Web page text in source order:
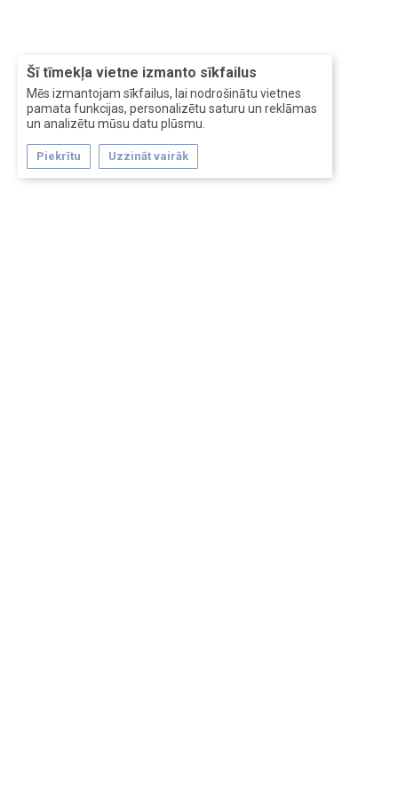
Šī tīmekļa vietne izmanto sīkfailus
Mēs izmantojam sīkfailus, lai nodrošinātu vietnes
pamata funkcijas, personalizētu saturu un reklāmas
un analizētu mūsu datu plūsmu.
Piekrītu Uzzināt vairāk